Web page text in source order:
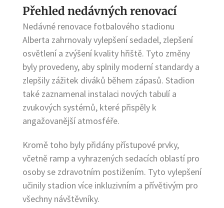
Přehled nedávných renovací
Nedávné renovace fotbalového stadionu
Alberta zahrnovaly vylepšení sedadel, zlepšení
osvětlení a zvýšení kvality hřiště. Tyto změny
byly provedeny, aby splnily moderní standardy a
zlepšily zážitek diváků během zápasů. Stadion
také zaznamenal instalaci nových tabulí a
zvukových systémů, které přispěly k
angažovanější atmosféře.
Kromě toho byly přidány přístupové prvky,
včetně ramp a vyhrazených sedacích oblastí pro
osoby se zdravotním postižením. Tyto vylepšení
učinily stadion více inkluzivním a přívětivým pro
všechny návštěvníky.